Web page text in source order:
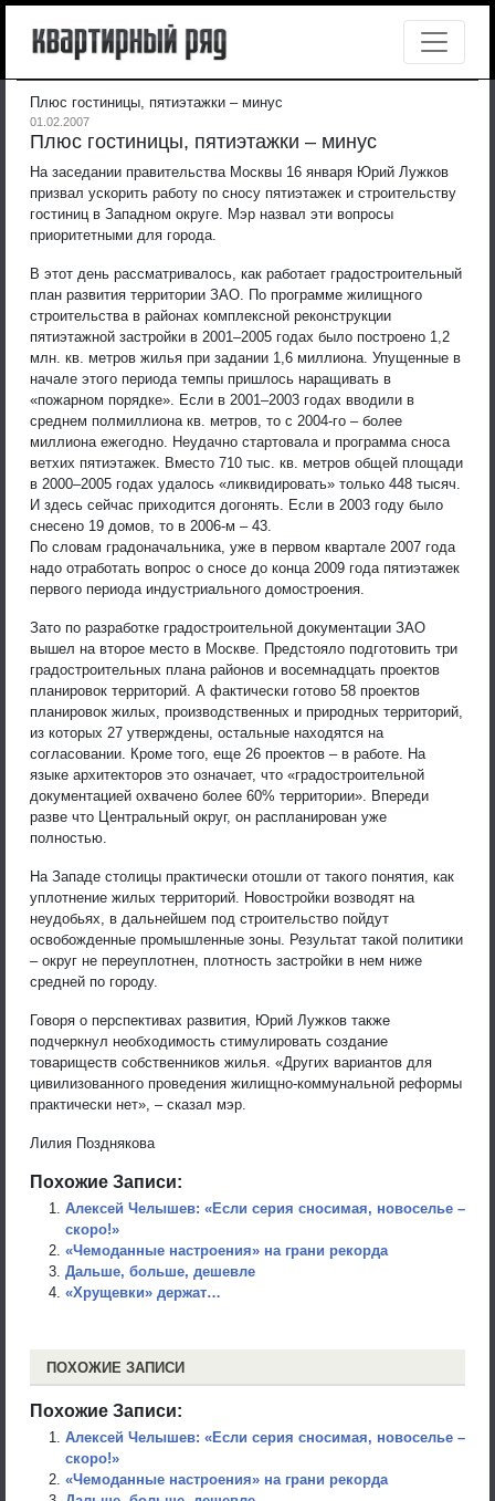
Плюс гостиницы, пятиэтажки – минус
01.02.2007
Плюс гостиницы, пятиэтажки – минус
На заседании правительства Москвы 16 января Юрий Лужков
призвал ускорить работу по сносу пятиэтажек и строительству
гостиниц в Западном округе. Мэр назвал эти вопросы
приоритетными для города.
В этот день рассматривалось, как работает градостроительный
план развития территории ЗАО. По программе жилищного
строительства в районах комплексной реконструкции
пятиэтажной застройки в 2001–2005 годах было построено 1,2
млн. кв. метров жилья при задании 1,6 миллиона. Упущенные в
начале этого периода темпы пришлось наращивать в
«пожарном порядке». Если в 2001–2003 годах вводили в
среднем полмиллиона кв. метров, то с 2004-го – более
миллиона ежегодно. Неудачно стартовала и программа сноса
ветхих пятиэтажек. Вместо 710 тыс. кв. метров общей площади
в 2000–2005 годах удалось «ликвидировать» только 448 тысяч.
И здесь сейчас приходится догонять. Если в 2003 году было
снесено 19 домов, то в 2006-м – 43.
По словам градоначальника, уже в первом квартале 2007 года
надо отработать вопрос о сносе до конца 2009 года пятиэтажек
первого периода индустриального домостроения.
Зато по разработке градостроительной документации ЗАО
вышел на второе место в Москве. Предстояло подготовить три
градостроительных плана районов и восемнадцать проектов
планировок территорий. А фактически готово 58 проектов
планировок жилых, производственных и природных территорий,
из которых 27 утверждены, остальные находятся на
согласовании. Кроме того, еще 26 проектов – в работе. На
языке архитекторов это означает, что «градостроительной
документацией охвачено более 60% территории». Впереди
разве что Центральный округ, он распланирован уже
полностью.
На Западе столицы практически отошли от такого понятия, как
уплотнение жилых территорий. Новостройки возводят на
неудобьях, в дальнейшем под строительство пойдут
освобожденные промышленные зоны. Результат такой политики
– округ не переуплотнен, плотность застройки в нем ниже
средней по городу.
Говоря о перспективах развития, Юрий Лужков также
подчеркнул необходимость стимулировать создание
товариществ собственников жилья. «Других вариантов для
цивилизованного проведения жилищно-коммунальной реформы
практически нет», – сказал мэр.
Лилия Позднякова
Похожие Записи:
Алексей Челышев: «Если серия сносимая, новоселье –
скоро!»
«Чемоданные настроения» на грани рекорда
Дальше, больше, дешевле
«Хрущевки» держат…
ПОХОЖИЕ ЗАПИСИ
Похожие Записи:
Алексей Челышев: «Если серия сносимая, новоселье –
скоро!»
«Чемоданные настроения» на грани рекорда